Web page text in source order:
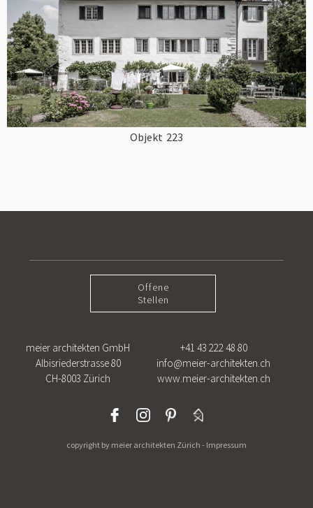
Objekt 223
Offene
Stellen
meier architekten GmbH
Albisriederstrasse 80
CH-8003 Zürich
+41 43 222 48 80
info@meier-architekten.ch
www.meier-architekten.ch
copyright by meier architekten Zürich - Impressum